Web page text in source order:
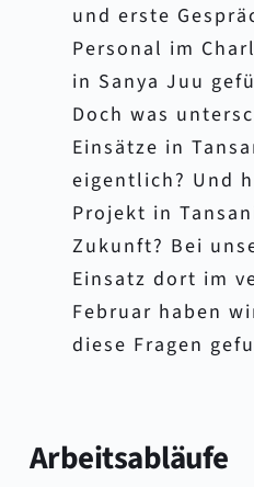
und erste
Personal im
in Sanya Juu
Doch was
Einsätze in
eigentlich? Und
Projekt in
Zukunft? Bei
Einsatz dort im
Februar haben
diese Fragen
Arbeitsabläufe